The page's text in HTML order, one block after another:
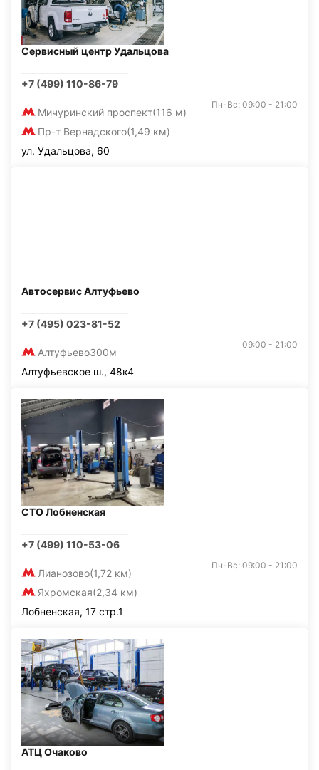
Сервисный центр Удальцова
+7 (499) 110-86-79
Мичуринский проспект(116 м)
Пр-т Вернадского(1,49 км)
Пн-Вс: 09:00 - 21:00
ул. Удальцова, 60
Автосервис Алтуфьево
+7 (495) 023-81-52
Алтуфьево300м
09:00 - 21:00
Алтуфьевское ш., 48к4
СТО Лобненская
+7 (499) 110-53-06
Лианозово(1,72 км)
Яхромская(2,34 км)
Пн-Вс: 09:00 - 21:00
Лобненская, 17 стр.1
АТЦ Очаково